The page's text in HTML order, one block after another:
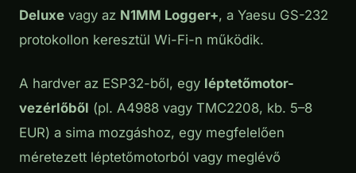
Deluxe vagy az N1MM Logger+, a Yaesu GS-232
protokollon keresztül Wi-Fi-n működik.
A hardver az ESP32-ből, egy léptetőmotor-
vezérlőből (pl. A4988 vagy TMC2208, kb. 5–8
EUR) a sima mozgáshoz, egy megfelelően
méretezett léptetőmotorból vagy meglévő